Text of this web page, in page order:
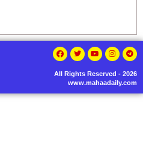
All Rights Reserved - 2026
www.mahaadaily.com